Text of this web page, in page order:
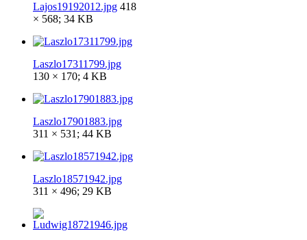
Lajos19192012.jpg 418
× 568; 34 KB
Laszlo17311799.jpg
130 × 170; 4 KB
Laszlo17901883.jpg
311 × 531; 44 KB
Laszlo18571942.jpg
311 × 496; 29 KB